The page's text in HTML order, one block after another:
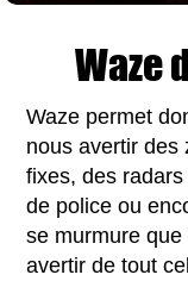
Waze
Waze permet
nous avertir des
fixes, des
de police ou
se murmure
avertir de tout